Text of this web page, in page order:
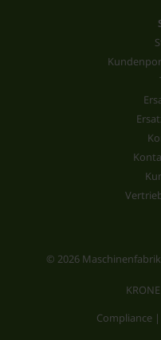
© 2026 Maschinenfabrik
Compliance